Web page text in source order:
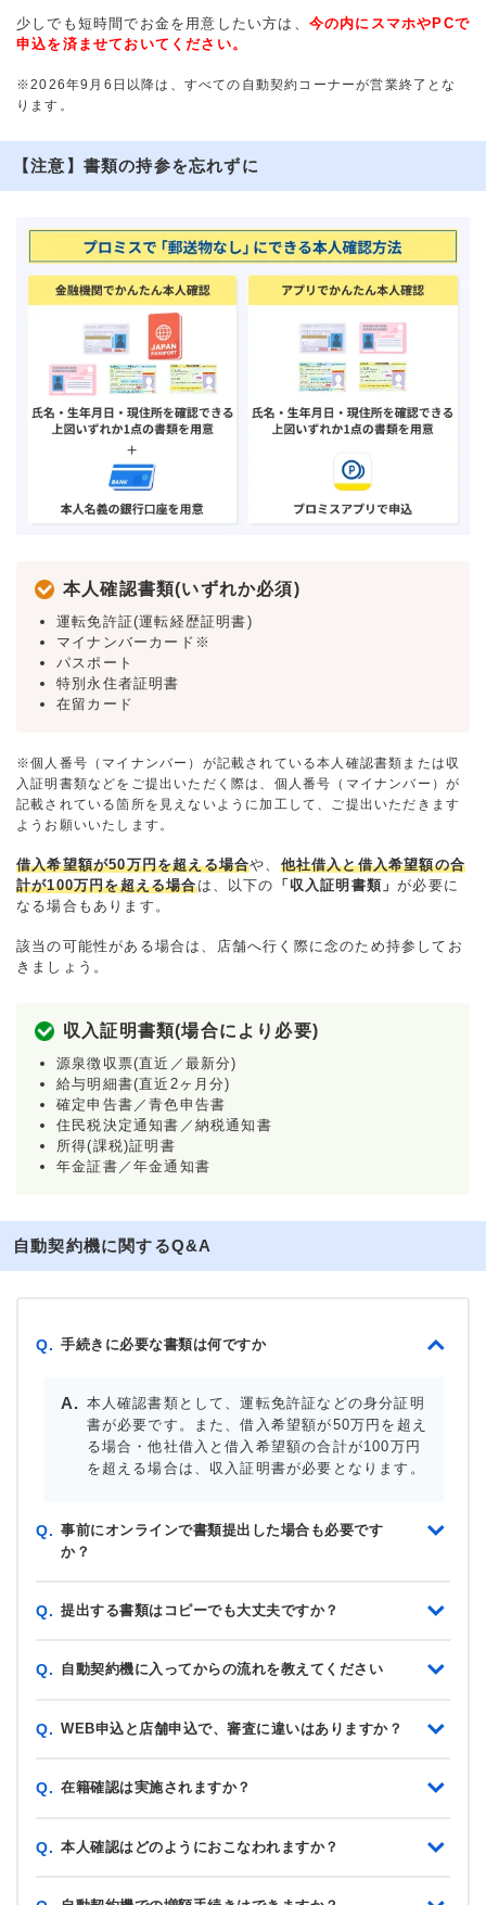
少しでも短時間でお金を用意したい方は、 今の内にスマホやPCで
申込を済ませておいてください。
※2026年9月6日以降は、すべての自動契約コーナーが営業終了とな
ります。
【注意】書類の持参を忘れずに
本人確認書類(いずれか必須)
運転免許証(運転経歴証明書)
マイナンバーカード※
パスポート
特別永住者証明書
在留カード
※個人番号（マイナンバー）が記載されている本人確認書類または収
入証明書類などをご提出いただく際は、個人番号（マイナンバー）が
記載されている箇所を見えないように加工して、ご提出いただきます
ようお願いいたします。
借入希望額が50万円を超える場合や、 他社借入と借入希望額の合
計が100万円を超える場合は、以下の 「収入証明書類」が必要に
なる場合もあります。
該当の可能性がある場合は、店舗へ行く際に念のため持参してお
きましょう。
収入証明書類(場合により必要)
源泉徴収票(直近／最新分)
給与明細書(直近2ヶ月分)
確定申告書／青色申告書
住民税決定通知書／納税通知書
所得(課税)証明書
年金証書／年金通知書
自動契約機に関するQ&A
Q. 手続きに必要な書類は何ですか
本人確認書類として、運転免許証などの身分証明
書が必要です。また、借入希望額が50万円を超え
る場合・他社借入と借入希望額の合計が100万円
を超える場合は、収入証明書が必要となります。
Q. 事前にオンラインで書類提出した場合も必要です
か？
Q. 提出する書類はコピーでも大丈夫ですか？
Q. 自動契約機に入ってからの流れを教えてください
Q. WEB申込と店舗申込で、審査に違いはありますか？
Q. 在籍確認は実施されますか？
Q. 本人確認はどのようにおこなわれますか？